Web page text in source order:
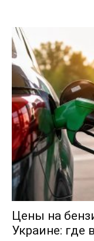
Цены на
Украине: где